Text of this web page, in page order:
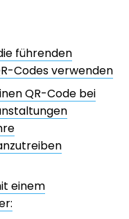
führenden
Codes verwenden
QR-Code bei
einem